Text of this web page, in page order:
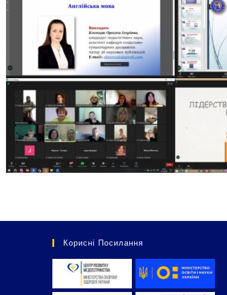
Корисні Посилання